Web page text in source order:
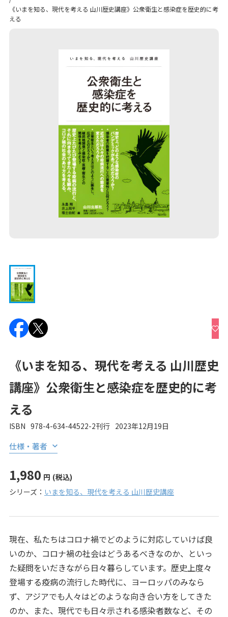
《いまを知る、現代を考える 山川歴史講座》公衆衛生と感染症を歴史的に考
える
《いまを知る、現代を考える 山川歴史
講座》公衆衛生と感染症を歴史的に考
える
ISBN 978-4-634-44522-2刊行 2023年12月19日
仕様・著者
1,980 円 (税込)
シリーズ： いまを知る、現代を考える 山川歴史講座
現在、私たちはコロナ禍でどのように対応していけば良
いのか、コロナ禍の社会はどうあるべきなのか、といっ
た疑問をいだきながら日々暮らしています。歴史上度々
登場する疫病の流行した時代に、ヨーロッパのみなら
ず、アジアでも人々はどのような向き合い方をしてきた
のか、また、現代でも日々示される感染者数など、その